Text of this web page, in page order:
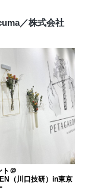
／株式会社
ト＠
（川口技研）in東京